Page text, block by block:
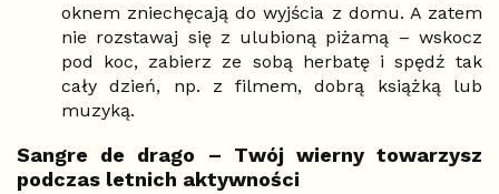
oknem zniechęcają do wyjścia z domu. A zatem
nie rozstawaj się z ulubioną piżamą – wskocz
pod koc, zabierz ze sobą herbatę i spędź tak
cały dzień, np. z filmem, dobrą książką lub
muzyką.
Sangre de drago – Twój wierny towarzysz
podczas letnich aktywności